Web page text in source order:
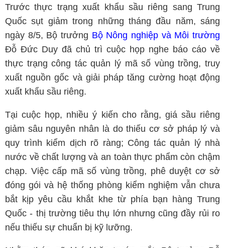
Trước thực trạng xuất khẩu sầu riêng sang Trung
Quốc sụt giảm trong những tháng đầu năm, sáng
ngày 8/5, Bộ trưởng Bộ Nông nghiệp và Môi trường
Đỗ Đức Duy đã chủ trì cuộc họp nghe báo cáo về
thực trạng công tác quản lý mã số vùng trồng, truy
xuất nguồn gốc và giải pháp tăng cường hoạt động
xuất khẩu sầu riêng.
Tại cuộc họp, nhiều ý kiến cho rằng, giá sầu riêng
giảm sâu nguyên nhân là do thiếu cơ sở pháp lý và
quy trình kiểm dịch rõ ràng; Công tác quản lý nhà
nước về chất lượng và an toàn thực phẩm còn chậm
chạp. Việc cấp mã số vùng trồng, phê duyệt cơ sở
đóng gói và hệ thống phòng kiểm nghiệm vẫn chưa
bắt kịp yêu cầu khắt khe từ phía bạn hàng Trung
Quốc - thị trường tiêu thụ lớn nhưng cũng đầy rủi ro
nếu thiếu sự chuẩn bị kỹ lưỡng.